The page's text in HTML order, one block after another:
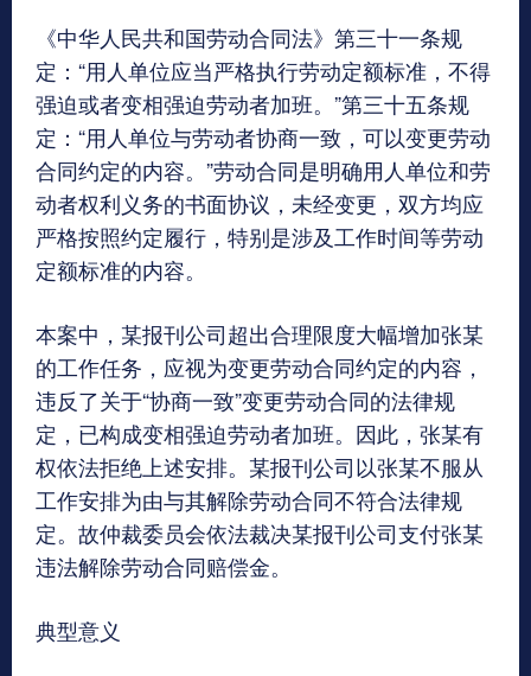
《中华人民共和国劳动合同法》第三十一条规
定：“用人单位应当严格执行劳动定额标准，不得
强迫或者变相强迫劳动者加班。”第三十五条规
定：“用人单位与劳动者协商一致，可以变更劳动
合同约定的内容。”劳动合同是明确用人单位和劳
动者权利义务的书面协议，未经变更，双方均应
严格按照约定履行，特别是涉及工作时间等劳动
定额标准的内容。
本案中，某报刊公司超出合理限度大幅增加张某
的工作任务，应视为变更劳动合同约定的内容，
违反了关于“协商一致”变更劳动合同的法律规
定，已构成变相强迫劳动者加班。因此，张某有
权依法拒绝上述安排。某报刊公司以张某不服从
工作安排为由与其解除劳动合同不符合法律规
定。故仲裁委员会依法裁决某报刊公司支付张某
违法解除劳动合同赔偿金。
典型意义